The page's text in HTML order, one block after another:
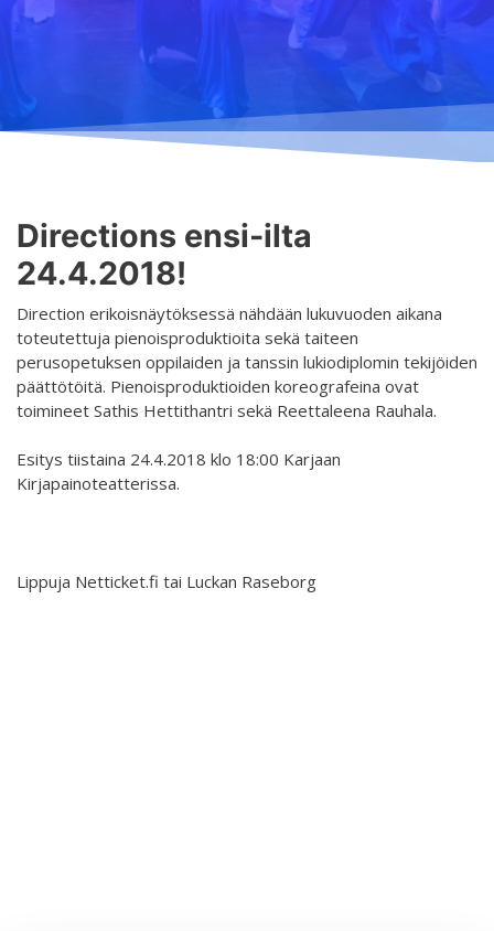
Saavutettava taideharrastus
Yhdenvertaisuus- ja tasa-arvosuunnitelma
Lajit
Hinnasto
Opettajat
Tanssietiketti
Salit
Yhteystiedot
Projektit
Kaikki projektit
D4EA - Dance fore Eco-Anxiety
Suomen Nuori Kultuuri lähettiläs nimitys
DanceMe UP 2019-2022
Kuulethan ääneni, näethän minut... 2020
Directions ensi-ilta
24.4.2018!
Direction erikoisnäytöksessä nähdään lukuvuoden aikana
toteutettuja pienoisproduktioita sekä taiteen
perusopetuksen oppilaiden ja tanssin lukiodiplomin tekijöiden
päättötöitä. Pienoisproduktioiden koreografeina ovat
toimineet Sathis Hettithantri sekä Reettaleena Rauhala.
Esitys tiistaina 24.4.2018 klo 18:00 Karjaan
Kirjapainoteatterissa.
Lippuja Netticket.fi tai Luckan Raseborg